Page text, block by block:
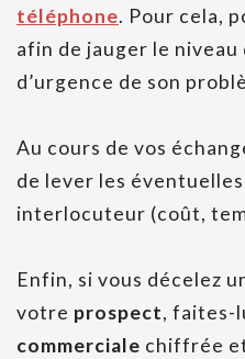
téléphone. Pour cela,
afin de jauger le
d’urgence de son
Au cours de vos
de lever les
interlocuteur (coût,
Enfin, si vous décelez
votre prospect, faites-
commerciale chiffrée